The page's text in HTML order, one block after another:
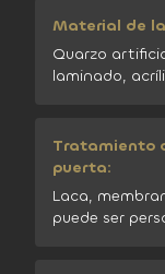
Material de
Quarzo
laminado,
Tratamiento
puerta:
Laca,
puede ser